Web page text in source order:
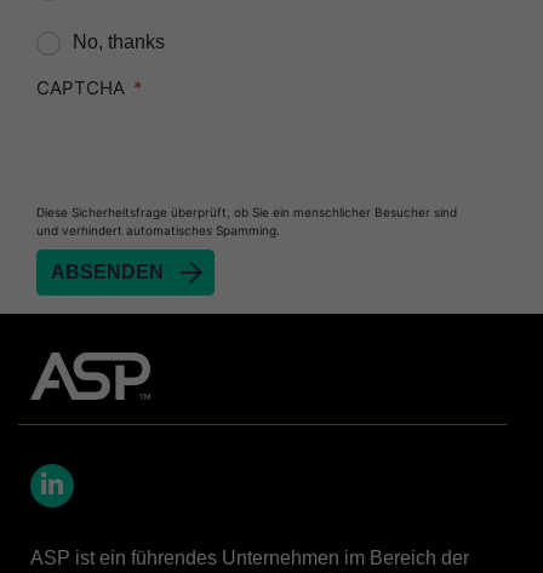
No, thanks
CAPTCHA
Diese Sicherheitsfrage überprüft, ob Sie ein menschlicher Besucher sind
und verhindert automatisches Spamming.
ASP ist ein führendes Unternehmen im Bereich der